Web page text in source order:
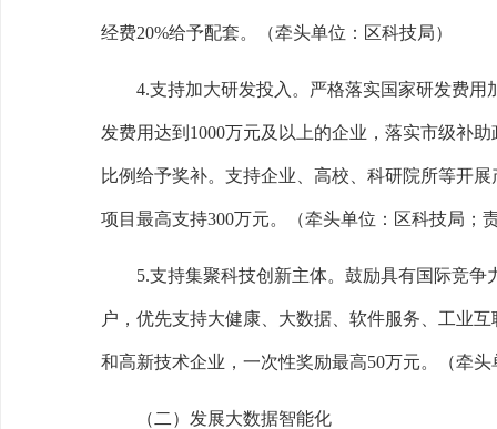
经费20%给予配套。 （牵头单位：区科技局）
4.支持加大研发投入。 严格落实国家研发费用
发费用达到 1000万元及以上的企业，落实市级补
比例给予奖补。支持企业、高校、科研院所等开展
项目最高支持300万元。 （牵头单位：区科技局；
5.支持集聚科技创新主体。 鼓励具有国际竞争
户，优先支持大健康、大数据、软件服务、工业
和高新技术企业，一次性奖励最高50万元。 （牵
（二）发展大数据智能化